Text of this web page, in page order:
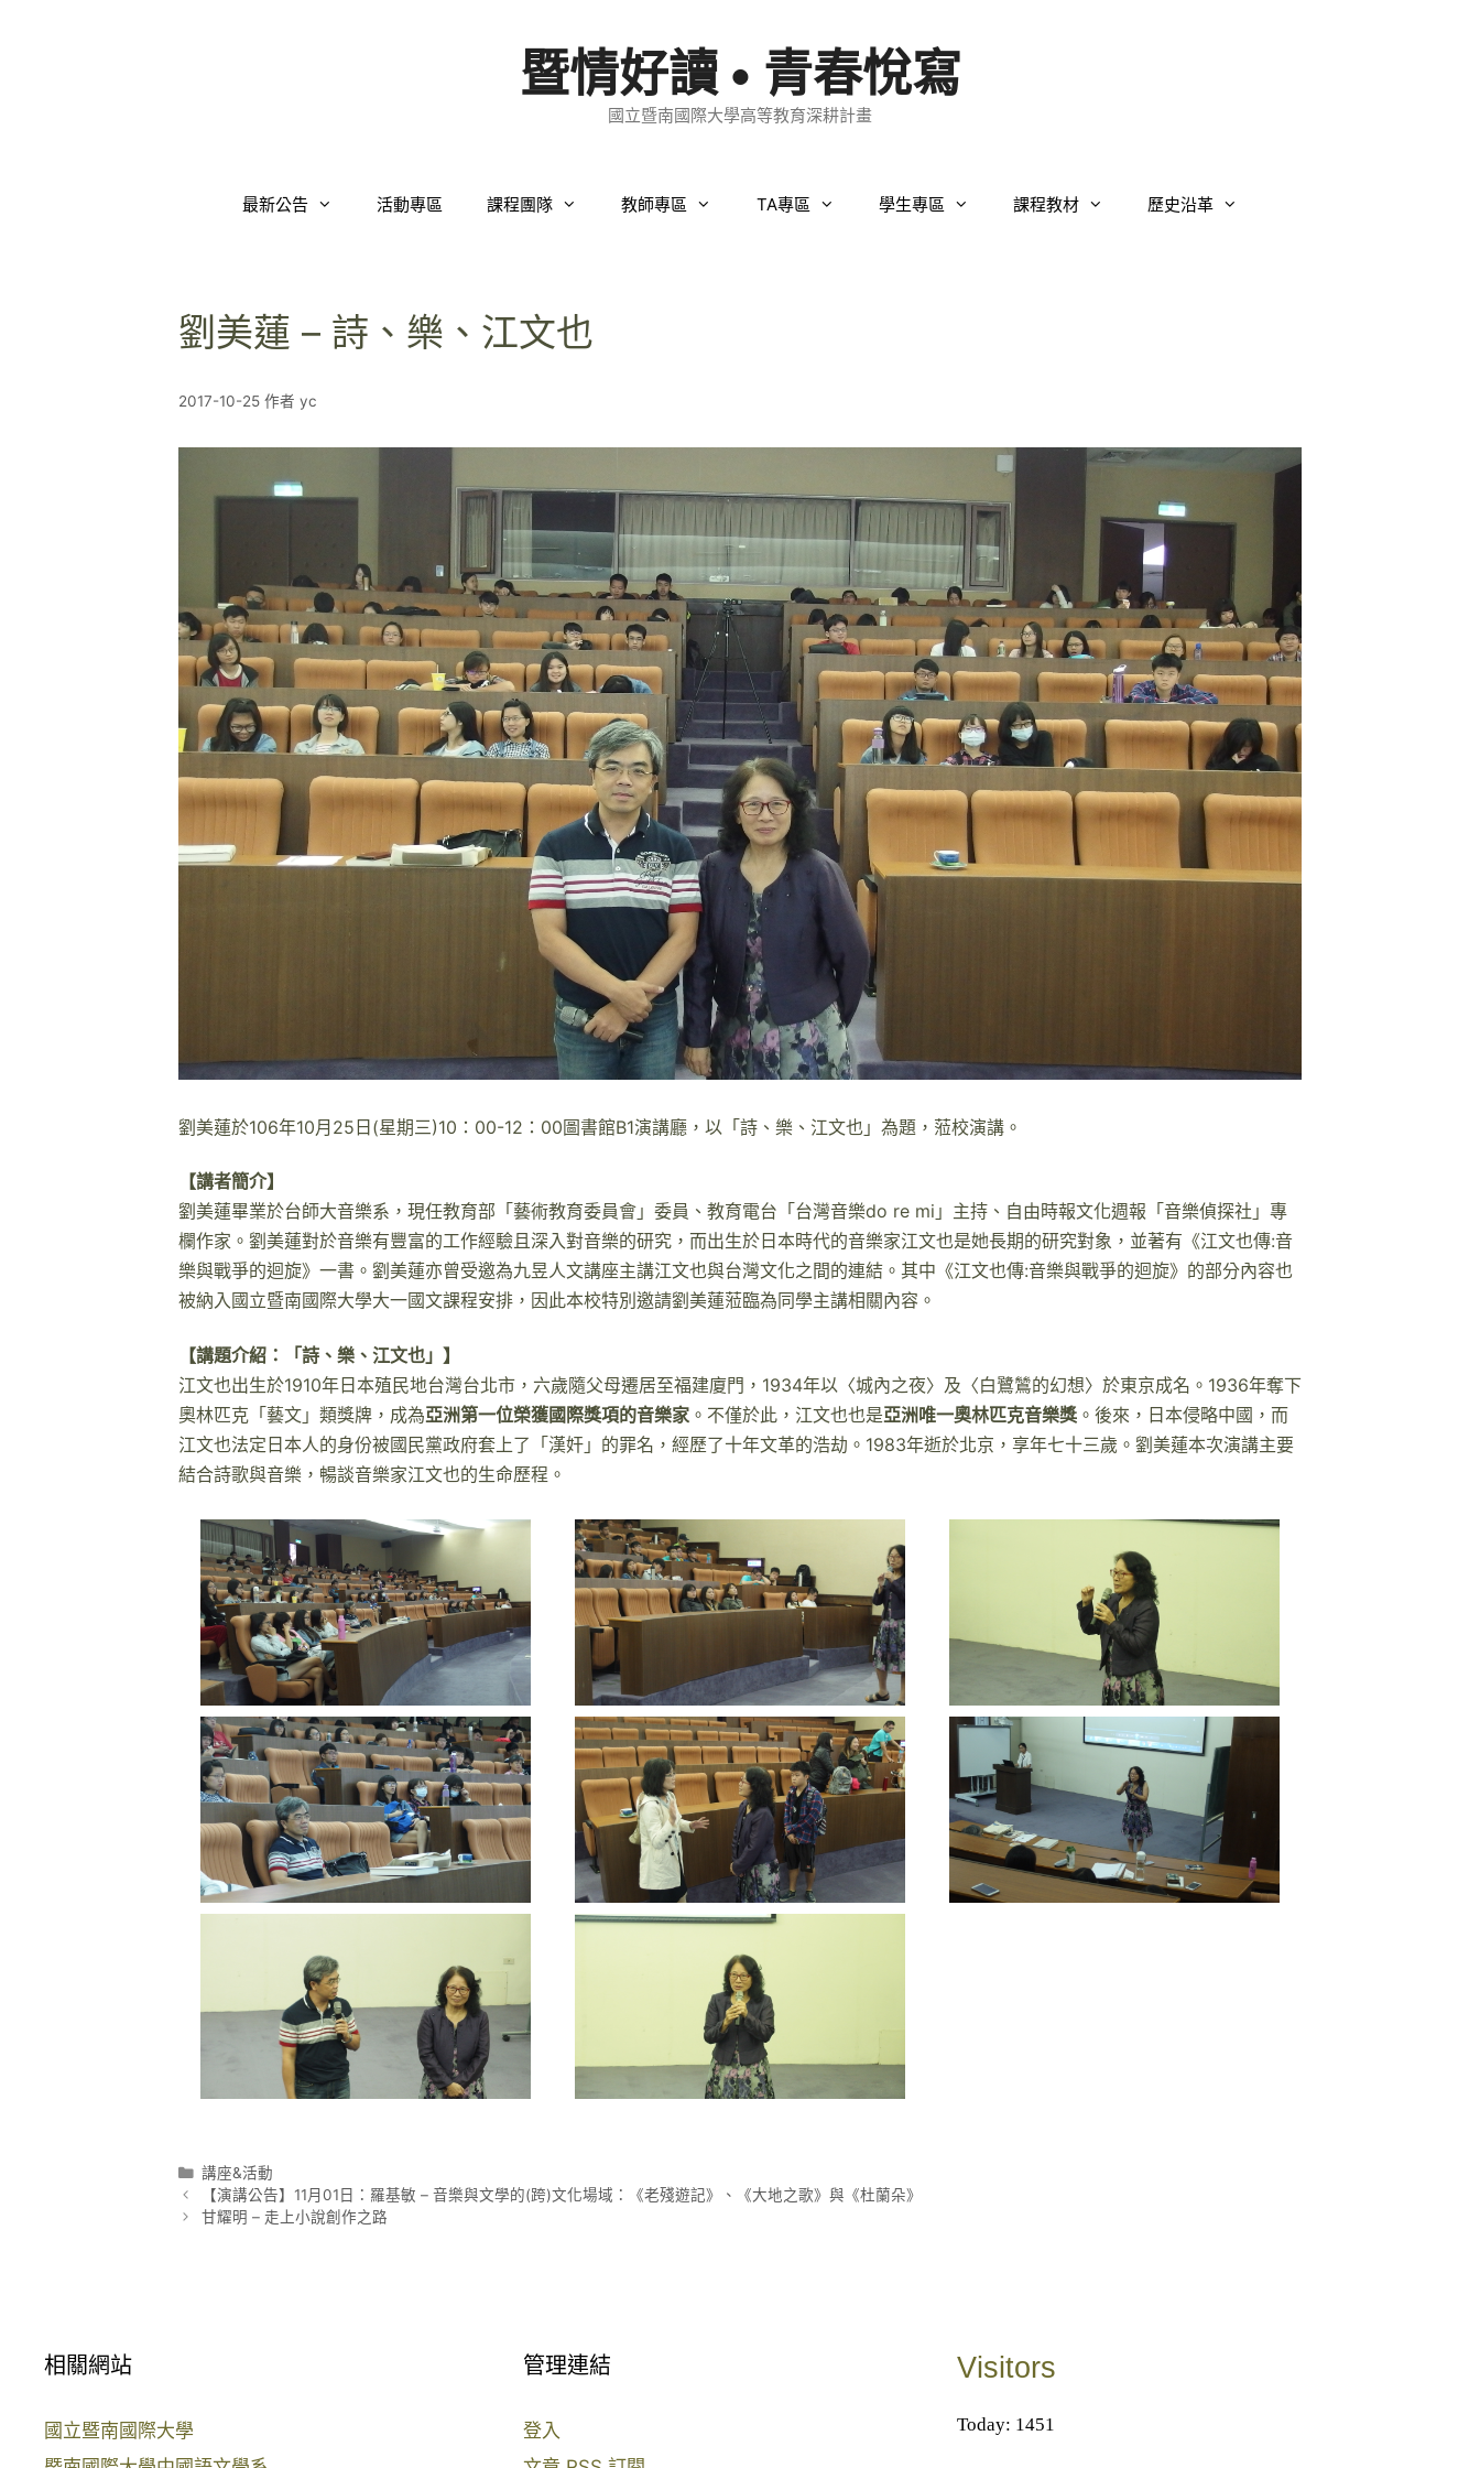
暨情好讀 • 青春悅寫
國立暨南國際大學高等教育深耕計畫
最新公告 活動專區 課程團隊 教師專區 TA專區 學生專區 課程教材 歷史沿革
劉美蓮 – 詩、樂、江文也
2017-10-25 作者 yc
劉美蓮於106年10月25日(星期三)10：00-12：00圖書館B1演講廳，以「詩、樂、江文也」為題，蒞校演講。
【講者簡介】
劉美蓮畢業於台師大音樂系，現任教育部「藝術教育委員會」委員、教育電台「台灣音樂do re mi」主持、自由時報文化週報「音樂偵探社」專
欄作家。劉美蓮對於音樂有豐富的工作經驗且深入對音樂的研究，而出生於日本時代的音樂家江文也是她長期的研究對象，並著有《江文也傳:音
樂與戰爭的迴旋》一書。劉美蓮亦曾受邀為九昱人文講座主講江文也與台灣文化之間的連結。其中《江文也傳:音樂與戰爭的迴旋》的部分內容也
被納入國立暨南國際大學大一國文課程安排，因此本校特別邀請劉美蓮蒞臨為同學主講相關內容。
【講題介紹：「詩、樂、江文也」】
江文也出生於1910年日本殖民地台灣台北市，六歲隨父母遷居至福建廈門，1934年以〈城內之夜〉及〈白鷺鷥的幻想〉於東京成名。1936年奪下
奧林匹克「藝文」類獎牌，成為亞洲第一位榮獲國際獎項的音樂家 。不僅於此，江文也也是亞洲唯一奧林匹克音樂獎 。後來，日本侵略中國，而
江文也法定日本人的身份被國民黨政府套上了「漢奸」的罪名，經歷了十年文革的浩劫。1983年逝於北京，享年七十三歲。劉美蓮本次演講主要
結合詩歌與音樂，暢談音樂家江文也的生命歷程。
分
類
講座&活動
文
章
【演講公告】11月01日：羅基敏 – 音樂與文學的(跨)文化場域：《老殘遊記》、《大地之歌》與《杜蘭朵》
甘耀明 – 走上小說創作之路
相關網站
國立暨南國際大學
管理連結
登入
Visitors
Today: 1451